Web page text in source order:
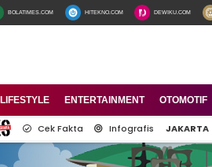
BOLATIMES.COM HITEKNO.COM DEWIKU.COM
LIFESTYLE ENTERTAINMENT OTOMOTIF
Cek Fakta Infografis JAKARTA